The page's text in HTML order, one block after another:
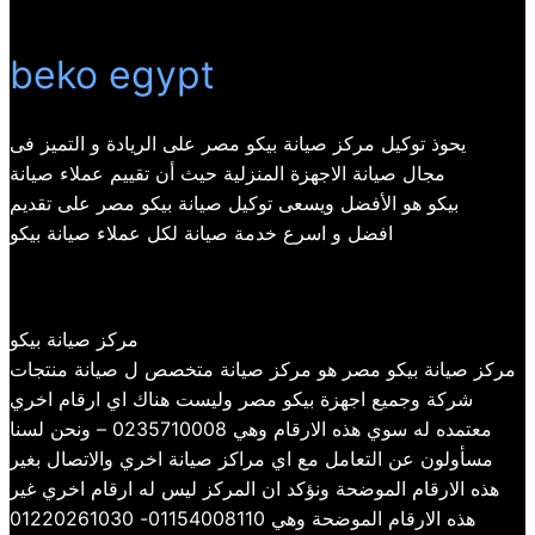
beko egypt
يحوذ توكيل مركز صيانة بيكو مصر على الريادة و التميز فى
مجال صيانة الاجهزة المنزلية حيث أن تقييم عملاء صيانة
بيكو هو الأفضل ويسعى توكيل صيانة بيكو مصر على تقديم
افضل و اسرع خدمة صيانة لكل عملاء صيانة بيكو
مركز صيانة بيكو
مركز صيانة بيكو مصر هو مركز صيانة متخصص ل صيانة منتجات
شركة وجميع اجهزة بيكو مصر وليست هناك اي ارقام اخري
معتمده له سوي هذه الارقام وهي 0235710008 – ونحن لسنا
مسأولون عن التعامل مع اي مراكز صيانة اخري والاتصال بغير
هذه الارقام الموضحة ونؤكد ان المركز ليس له ارقام اخري غير
هذه الارقام الموضحة وهي 01154008110- 01220261030